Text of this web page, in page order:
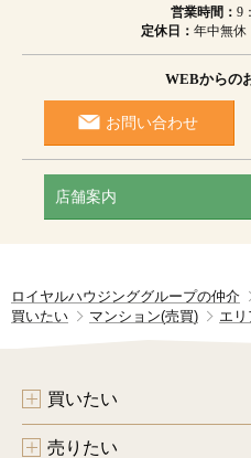
営業時間： 9
定休日： 年中無休
WEBからの
お問い合わせ
店舗案内
ロイヤルハウジンググループの仲介
買いたい
マンション(売買) エ
買いたい
売りたい